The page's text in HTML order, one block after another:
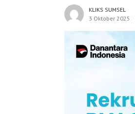
KLIKS SUMSEL
3 Oktober 2025